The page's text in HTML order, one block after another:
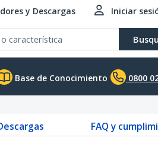
y Descargas Iniciar
Base de Conocimiento 0800
FAQ y